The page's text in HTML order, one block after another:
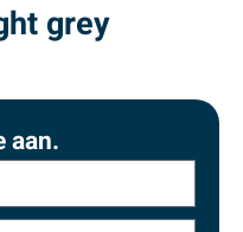
grey
aan.